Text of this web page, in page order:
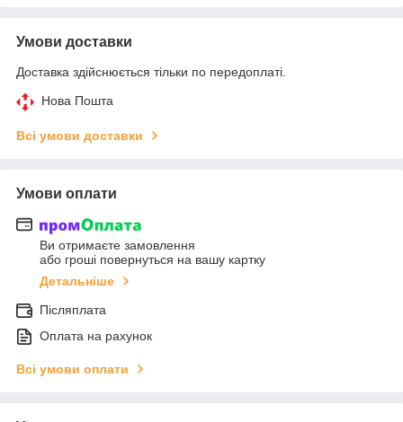
Умови доставки
Доставка здійснюється тільки по передоплаті.
Нова Пошта
Всі умови доставки
Умови оплати
Ви отримаєте замовлення
або гроші повернуться на вашу картку
Детальніше
Післяплата
Оплата на рахунок
Всі умови оплати